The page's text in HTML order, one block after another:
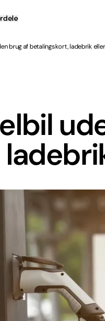
brug af betalingskort, ladebrik